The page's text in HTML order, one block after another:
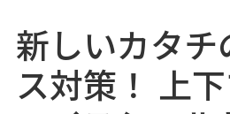
新しいカタチ
ス対策！ 上